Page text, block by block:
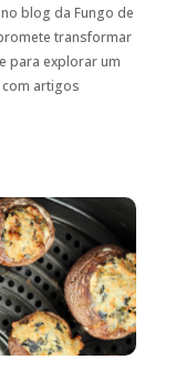
blog da Fungo de
transformar
para explorar um
artigos